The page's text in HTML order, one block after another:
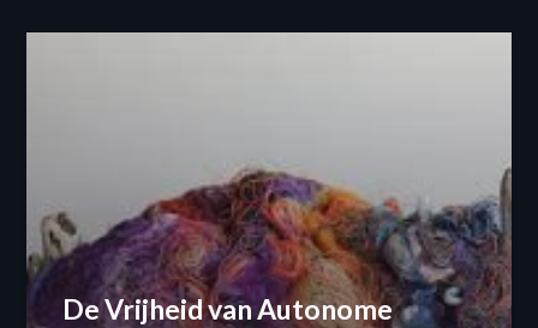
De Vrijheid van Autonome